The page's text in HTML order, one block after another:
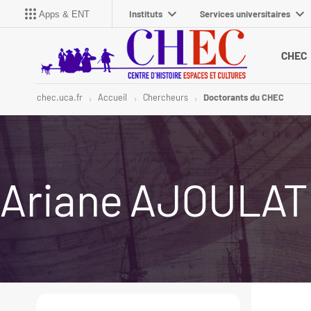
Apps & ENT Instituts Services universitaires
CHEC
chec.uca.fr Accueil Chercheurs Doctorants du CHEC
Ariane AJOULAT